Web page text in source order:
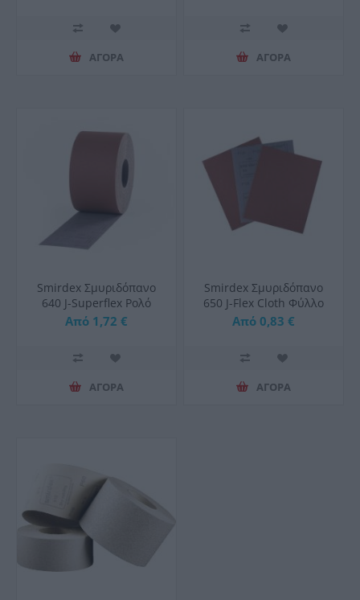
ΑΓΟΡΑ ΑΓΟΡΑ
Smirdex Σμυριδόπανο
640 J-Superflex Ρολό
120mmx1000mm
Από 1,72 €
ΑΓΟΡΑ
Smirdex Σμυριδόπανο
650 J-Flex Cloth Φύλλο
Λείανσης 230x280mm
Από 0,83 €
ΑΓΟΡΑ